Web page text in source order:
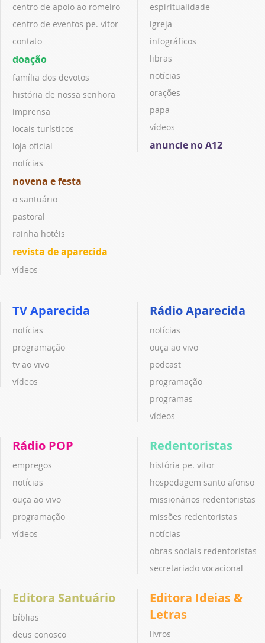
centro de apoio ao romeiro
centro de eventos pe. vitor
contato
doação
família dos devotos
história de nossa senhora
imprensa
locais turísticos
loja oficial
notícias
novena e festa
o santuário
pastoral
rainha hotéis
revista de aparecida
vídeos
espiritualidade
igreja
infográficos
libras
notícias
orações
papa
vídeos
anuncie no A12
TV Aparecida
notícias
programação
tv ao vivo
vídeos
Rádio Aparecida
notícias
ouça ao vivo
podcast
programação
programas
vídeos
Rádio POP
empregos
notícias
ouça ao vivo
programação
vídeos
Redentoristas
história pe. vitor
hospedagem santo afonso
missionários redentoristas
missões redentoristas
notícias
obras sociais redentoristas
secretariado vocacional
Editora Santuário
bíblias
deus conosco
Editora Ideias &
Letras
livros